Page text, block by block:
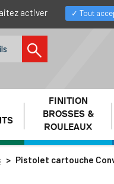
FINITION
BROSSES &
ROULEAUX
Pistolet cartouche
activer Tout